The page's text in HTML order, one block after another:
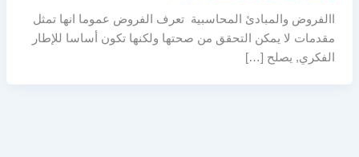
االفروض والمبادئ المحاسبية تعرف الفروض عموما انها تمثل
مقدمات لا يمكن التحقق من صحتها ولكنها تكون أساسا للإطار
الفكري, يصلح […]